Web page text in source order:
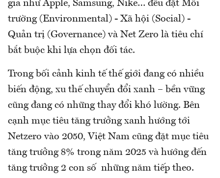
gia như Apple, Samsung, Nike… đều đặt Môi
trường (Environmental) - Xã hội (Social) -
Quản trị (Governance) và Net Zero là tiêu chí
bắt buộc khi lựa chọn đối tác.
Trong bối cảnh kinh tế thế giới đang có nhiều
biến động, xu thế chuyển đổi xanh – bền vững
cũng đang có những thay đổi khó lường. Bên
cạnh mục tiêu tăng trưởng xanh hướng tới
Netzero vào 2050, Việt Nam cũng đặt mục tiêu
tăng trưởng 8% trong năm 2025 và hướng đến
tăng trưởng 2 con số những năm tiếp theo.